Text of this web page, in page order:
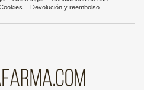
Devolución y reembolso